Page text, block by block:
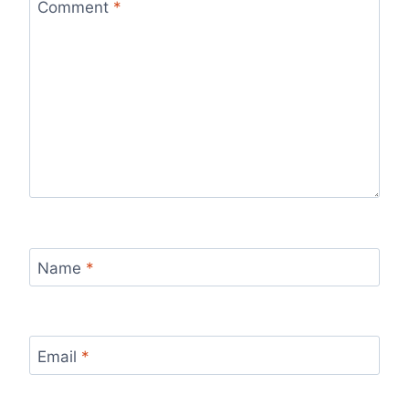
Comment *
Name *
Email *